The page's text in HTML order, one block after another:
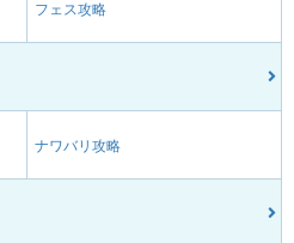
フェス攻略
ナワバリ攻略